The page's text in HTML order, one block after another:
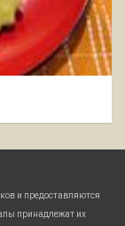
и предоставляются
принадлежат их